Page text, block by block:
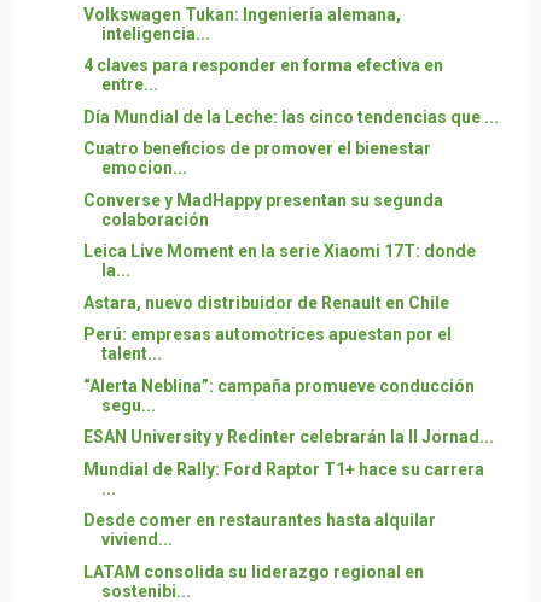
Volkswagen Tukan: Ingeniería alemana,
inteligencia...
4 claves para responder en forma efectiva en
entre...
Día Mundial de la Leche: las cinco tendencias que ...
Cuatro beneficios de promover el bienestar
emocion...
Converse y MadHappy presentan su segunda
colaboración
Leica Live Moment en la serie Xiaomi 17T: donde
la...
Astara, nuevo distribuidor de Renault en Chile
Perú: empresas automotrices apuestan por el
talent...
“Alerta Neblina”: campaña promueve conducción
segu...
ESAN University y Redinter celebrarán la II Jornad...
Mundial de Rally: Ford Raptor T1+ hace su carrera
...
Desde comer en restaurantes hasta alquilar
viviend...
LATAM consolida su liderazgo regional en
sostenibi...